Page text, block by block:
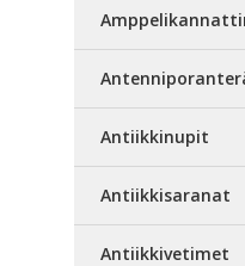
Antiikkinupit
Antiikkisaranat
Antiikkivetimet